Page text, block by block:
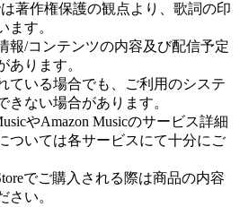
著作権保護の観点より、歌詞の印
ます。
報/コンテンツの内容及び配信予定
あります。
ている場合でも、ご利用のシステ
きない場合があります。
やAmazon Musicのサービス詳細
ついては各サービスにて十分にご
でご購入される際は商品の内容
さい。